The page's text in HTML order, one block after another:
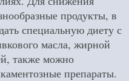
продукты, в
специальную диету с
масла, жирной
также можно
препараты.